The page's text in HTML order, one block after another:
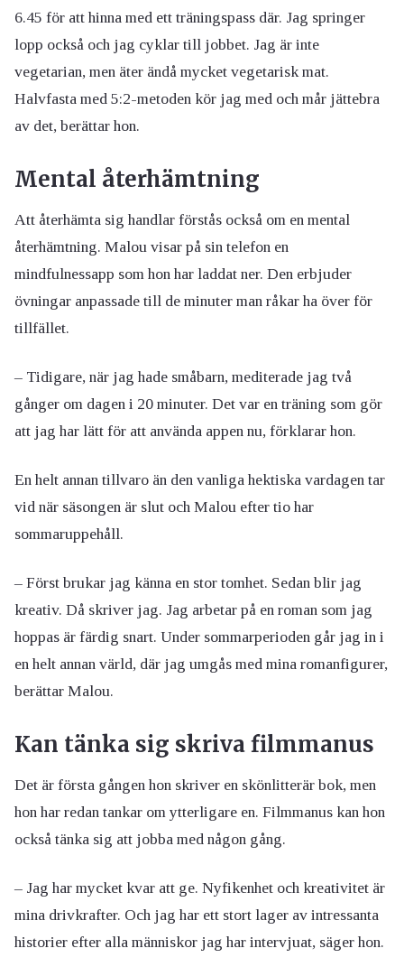
6.45 för att hinna med ett träningspass där. Jag springer
lopp också och jag cyklar till jobbet. Jag är inte
vegetarian, men äter ändå mycket vegetarisk mat.
Halvfasta med 5:2-metoden kör jag med och mår jättebra
av det, berättar hon.
Mental återhämtning
Att återhämta sig handlar förstås också om en mental
återhämtning. Malou visar på sin telefon en
mindfulnessapp som hon har laddat ner. Den erbjuder
övningar anpassade till de minuter man råkar ha över för
tillfället.
– Tidigare, när jag hade småbarn, mediterade jag två
gånger om dagen i 20 minuter. Det var en träning som gör
att jag har lätt för att använda appen nu, förklarar hon.
En helt annan tillvaro än den vanliga hektiska vardagen tar
vid när säsongen är slut och Malou efter tio har
sommaruppehåll.
– Först brukar jag känna en stor tomhet. Sedan blir jag
kreativ. Då skriver jag. Jag arbetar på en roman som jag
hoppas är färdig snart. Under sommarperioden går jag in i
en helt annan värld, där jag umgås med mina romanfigurer,
berättar Malou.
Kan tänka sig skriva filmmanus
Det är första gången hon skriver en skönlitterär bok, men
hon har redan tankar om ytterligare en. Filmmanus kan hon
också tänka sig att jobba med någon gång.
– Jag har mycket kvar att ge. Nyfikenhet och kreativitet är
mina drivkrafter. Och jag har ett stort lager av intressanta
historier efter alla människor jag har intervjuat, säger hon.